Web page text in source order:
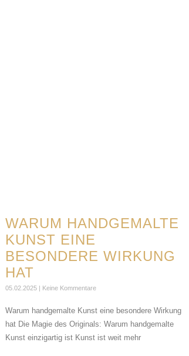
WARUM HANDGEMALTE
KUNST EINE
BESONDERE WIRKUNG
HAT
05.02.2025 Keine Kommentare
Warum handgemalte Kunst eine besondere Wirkung
hat Die Magie des Originals: Warum handgemalte
Kunst einzigartig ist Kunst ist weit mehr